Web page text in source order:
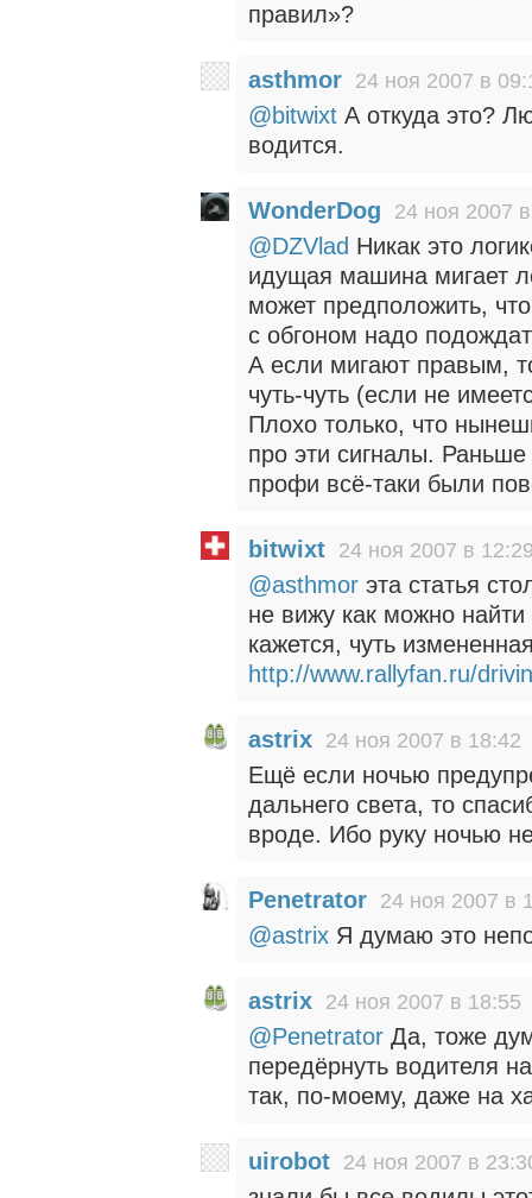
правил»?
asthmor 24 ноя 2007 в
@bitwixt А откуда это?
водится.
WonderDog 24 ноя 2007
@DZVlad Никак это
идущая машина мигает
может предположить,
с обгоном надо
А если мигают правым,
чуть-чуть (если не
Плохо только, что
про эти сигналы. Раньше
профи всё-таки были
bitwixt 24 ноя 2007 в
@asthmor эта статья
не вижу как можно найти
кажется, чуть
http://www.rallyfan.ru/
astrix 24 ноя 2007 в 18:42
Ещё если ночью
дальнего света, то
вроде. Ибо руку ночью
Penetrator 24 ноя 2007 в
@astrix Я думаю это
astrix 24 ноя 2007 в 18:55
@Penetrator Да, тоже
передёрнуть водителя
так, по-моему, даже на
uirobot 24 ноя 2007 в